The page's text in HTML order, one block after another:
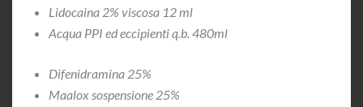
Lidocaina 2% viscosa 12 ml
Acqua PPI ed eccipienti q.b. 480ml
Difenidramina 25%
Maalox sospensione 25%